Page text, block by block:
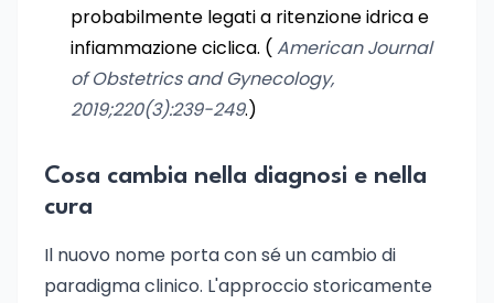
probabilmente legati a ritenzione idrica e
infiammazione ciclica. ( American Journal
of Obstetrics and Gynecology,
2019;220(3):239-249.)
Cosa cambia nella diagnosi e nella
cura
Il nuovo nome porta con sé un cambio di
paradigma clinico. L'approccio storicamente